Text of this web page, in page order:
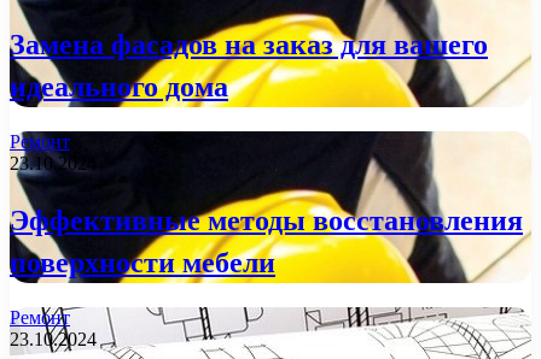
Замена фасадов на заказ для вашего
идеального дома
Ремонт
23.10.2024
Эффективные методы восстановления
поверхности мебели
Ремонт
23.10.2024